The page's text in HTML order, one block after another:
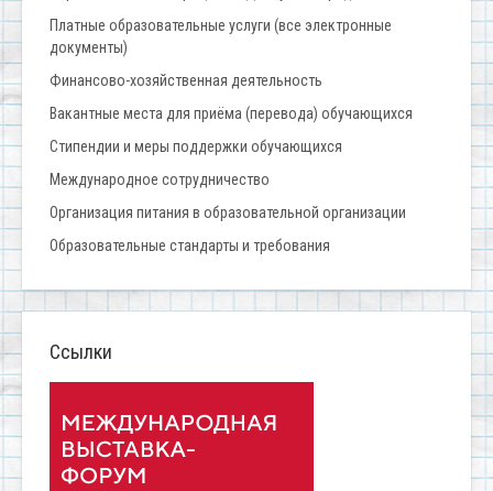
Платные образовательные услуги (все электронные
документы)
Финансово-хозяйственная деятельность
Вакантные места для приёма (перевода) обучающихся
Стипендии и меры поддержки обучающихся
Международное сотрудничество
Организация питания в образовательной организации
Образовательные стандарты и требования
Ссылки